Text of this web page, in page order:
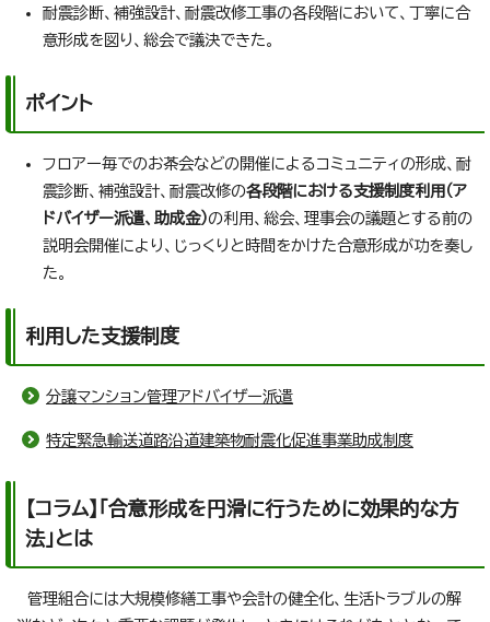
耐震診断、補強設計、耐震改修工事の各段階において、丁寧に合
意形成を図り、総会で議決できた。
ポイント
フロアー毎でのお茶会などの開催によるコミュニティの形成、耐
震診断、補強設計、耐震改修の各段階における支援制度利用（ア
ドバイザー派遣、助成金）の利用、総会、理事会の議題とする前の
説明会開催により、じっくりと時間をかけた合意形成が功を奏し
た。
利用した支援制度
分譲マンション管理アドバイザー派遣
特定緊急輸送道路沿道建築物耐震化促進事業助成制度
【コラム】「合意形成を円滑に行うために効果的な方
法」とは
管理組合には大規模修繕工事や会計の健全化、生活トラブルの解